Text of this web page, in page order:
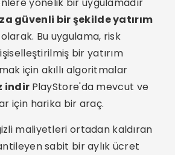
güvenli bir şekilde yatırım
Bu uygulama, risk
bir yatırım
için akıllı algoritmalar
indir PlayStore'da mevcut ve
için harika bir araç.
maliyetleri ortadan kaldıran
sabit bir aylık ücret